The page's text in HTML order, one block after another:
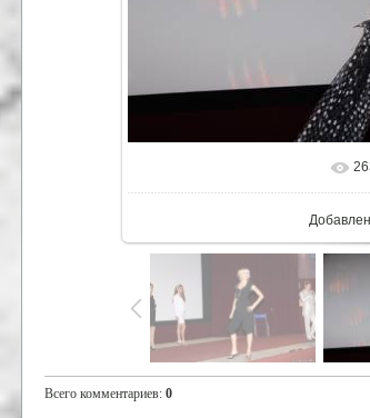
В
Всего комментариев: 0